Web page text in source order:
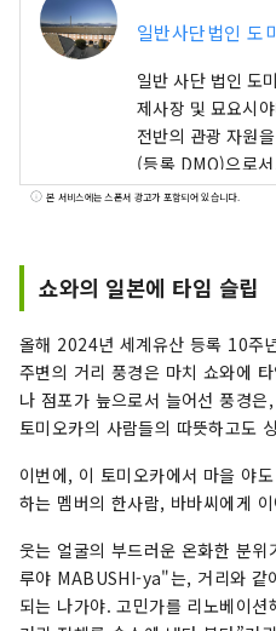
일반사단법인 도
일반 사단 법인 도
제사장 및 묘요시
전반의 관광 자원
(등록 DMO)으로
해 “벌 수 있는 관
본 서비스에는 스폰서 광고가 포함되어 있습니다.
쇼와의 일본에 타임 슬립
올해 2024년 세계유산 등록 10주
주변의 거리 풍경은 마치 쇼와에
나 점포가 늪으로서 늘어선 풍경
토미오카의 사람들의 따뜻하고도
이번에, 이 토미오카에서 마을 야
하는 멤버의 한사람, 바바씨에게
웃는 얼굴의 부드러운 온화한 분
루야 MABUSHI-ya"는, 거리와 같
되는 나가야. 고민가를 리노베이